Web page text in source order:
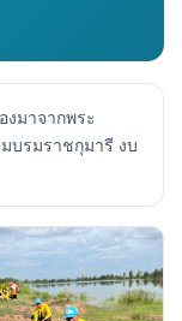
มาจากพระ
บรมราชกุมารี งบ